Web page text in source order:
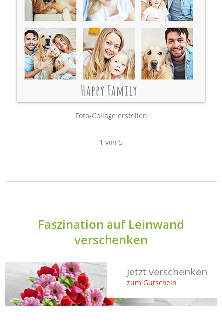
Foto-Collage erstellen
1 von 5
Faszination auf Leinwand
verschenken
Jetzt verschenken
zum Gutschein